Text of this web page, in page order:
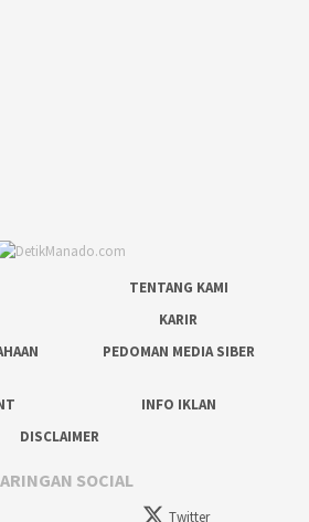
TENTANG KAMI
KARIR
PEDOMAN MEDIA SIBER
INFO IKLAN
DISCLAIMER
SOCIAL
Twitter